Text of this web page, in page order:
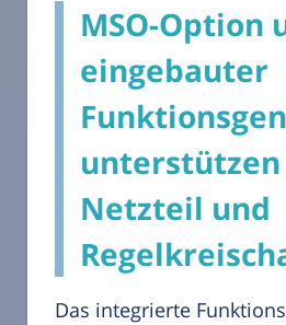
MSO-Option
eingebauter
Netzteil und
Das integrierte